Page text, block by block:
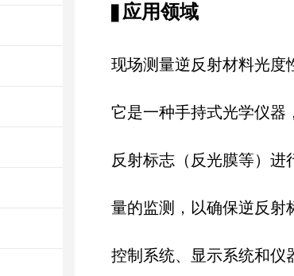
应用领域
现场测量逆反射材料光度
它是一种手持式光学仪器
反射标志（反光膜等）
量的监测，以确保逆反射
控制系统、显示系统和仪